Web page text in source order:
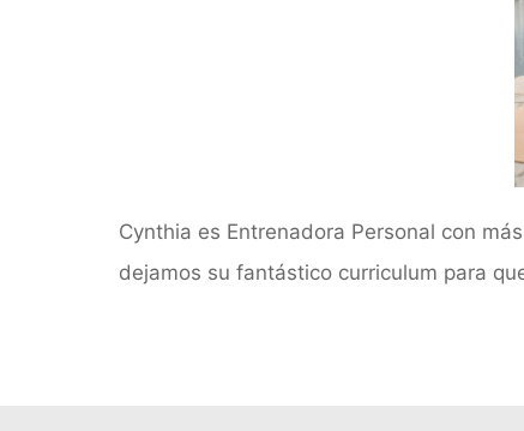
Cynthia es Entrenadora Personal con
dejamos su fantástico curriculum para